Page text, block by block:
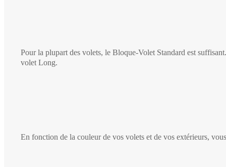
Pour la plupart des volets, le Bloque-Volet Standard est
volet Long.
En fonction de la couleur de vos volets et de vos extérieurs,